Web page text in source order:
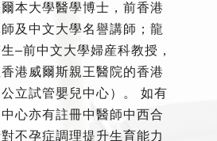
本大學醫學博士，前香港
及中文大學名譽講師；龍
–前中文大學婦産科教授，
港威爾斯親王醫院的香港
立試管嬰兒中心）。 如有
心亦有註冊中醫師中西合
不孕症調理提升生育能力